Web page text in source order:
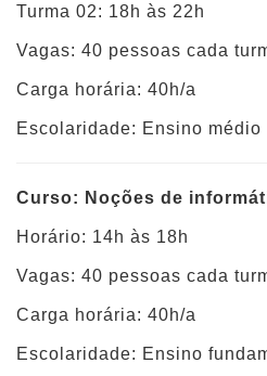
Turma 02: 18h às 22h
Vagas: 40 pessoas cada
Carga horária: 40h/a
Escolaridade: Ensino médio
Curso: Noções de
Horário: 14h às 18h
Vagas: 40 pessoas cada
Carga horária: 40h/a
Escolaridade: Ensino